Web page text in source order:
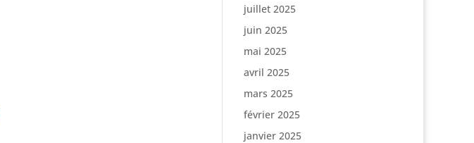
juillet 2025
juin 2025
mai 2025
avril 2025
mars 2025
février 2025
janvier 2025